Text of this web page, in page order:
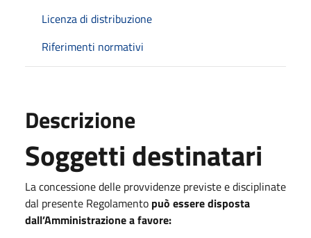
Licenza di distribuzione
Riferimenti normativi
Descrizione
Soggetti destinatari
La concessione delle provvidenze previste e disciplinate
dal presente Regolamento può essere disposta
dall’Amministrazione a favore: